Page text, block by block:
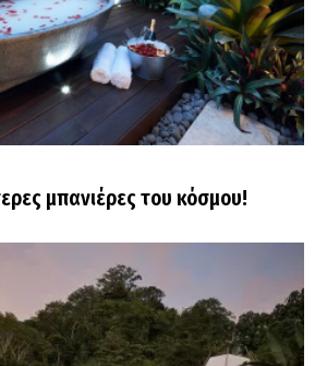
μπανιέρες του κόσμου!